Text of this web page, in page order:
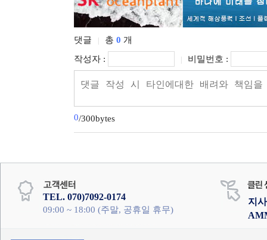
댓글 총 0 개
작성자 :
비밀번호 :
0/300bytes
TEL. 070)7092-0174
09:00 ~ 18:00 (주말, 공휴일 휴무)
지